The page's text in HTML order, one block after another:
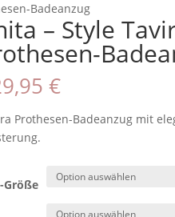
Badeanzug
– Style
€
Prothesen-Badeanzug mit
Größe